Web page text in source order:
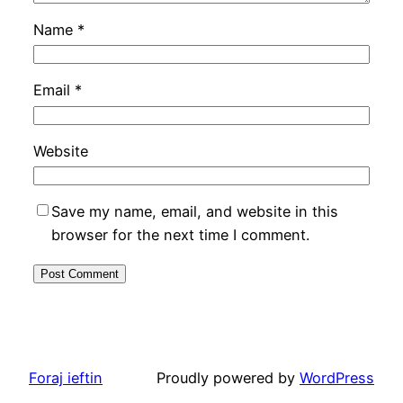
Name *
Email *
Website
Save my name, email, and website in this
browser for the next time I comment.
Foraj ieftin Proudly powered by WordPress